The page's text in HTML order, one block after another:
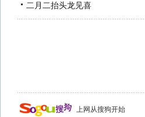
二月二抬头龙见喜
上网从搜狗开始